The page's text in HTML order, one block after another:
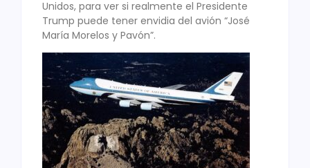
Unidos, para ver si realmente el Presidente
Trump puede tener envidia del avión “José
María Morelos y Pavón”.